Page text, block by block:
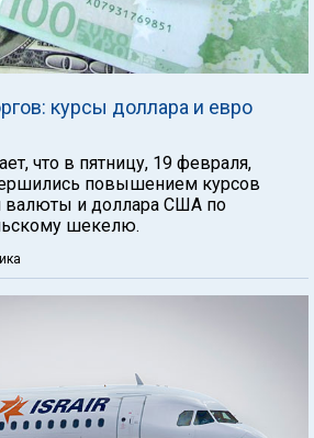
курсы доллара и евро
что в пятницу, 19 февраля,
повышением курсов
валюты и доллара США по
шекелю.